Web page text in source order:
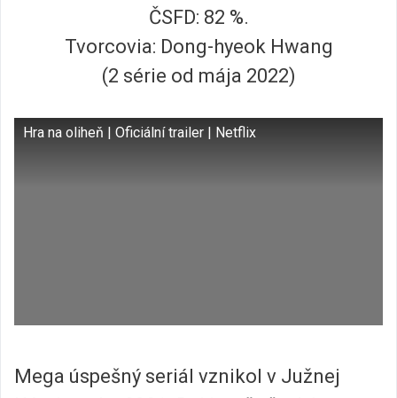
ČSFD: 82 %.
Tvorcovia: Dong-hyeok Hwang
(2 série od mája 2022)
Hra na oliheň | Oficiální trailer | Netflix
Mega úspešný seriál vznikol v Južnej